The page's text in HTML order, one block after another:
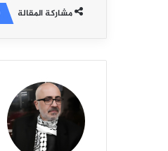
مشاركة المقالة